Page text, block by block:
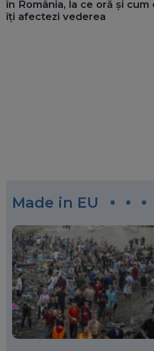
în România, la ce oră și
îți afectezi vederea
Made in EU